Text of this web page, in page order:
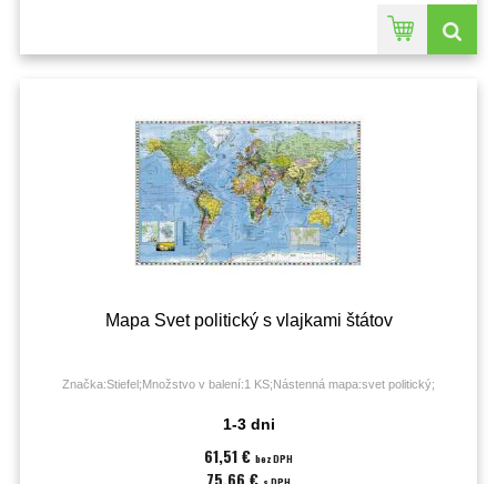
Mapa Svet politický s vlajkami štátov
Značka:Stiefel;Množstvo v balení:1 KS;Nástenná mapa:svet politický;
1-3 dni
61,51 € bez DPH
75,66 €